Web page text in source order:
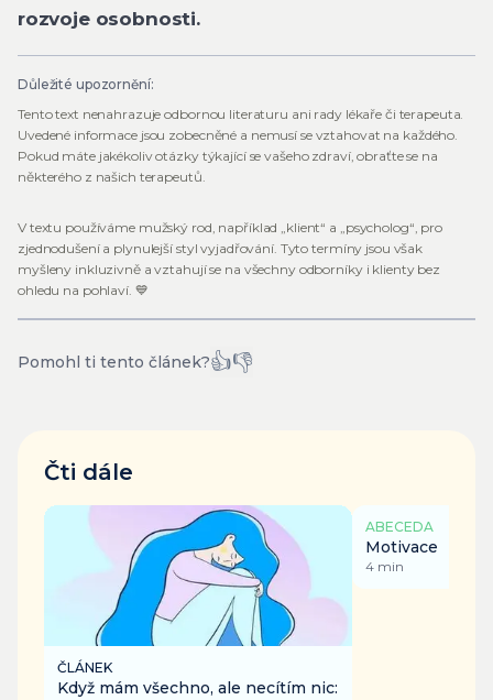
rozvoje osobnosti.
Důležité upozornění:
Tento text nenahrazuje odbornou literaturu ani rady lékaře či terapeuta.
Uvedené informace jsou zobecněné a nemusí se vztahovat na každého.
Pokud máte jakékoliv otázky týkající se vašeho zdraví, obraťte se na
některého z našich terapeutů.
V textu používáme mužský rod, například „klient“ a „psycholog“, pro
zjednodušení a plynulejší styl vyjadřování. Tyto termíny jsou však
myšleny inkluzivně a vztahují se na všechny odborníky i klienty bez
ohledu na pohlaví. 💙
Pomohl ti tento článek?👍👎
Čti dále
ČLÁNEK
Když mám všechno, ale necítím nic:
ABECEDA
Motivace
4 min